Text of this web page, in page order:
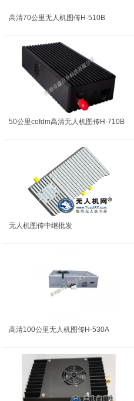
高清70公里无人机图传H-510B
50公里cofdm高清无人机图传H-710B
无人机图传中继批发
高清100公里无人机图传H-530A